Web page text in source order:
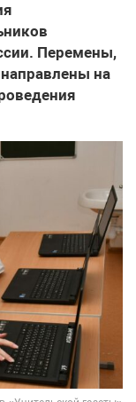
Перемены,
на